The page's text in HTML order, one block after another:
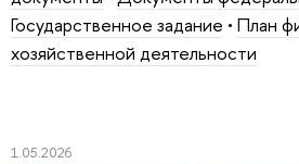
Государственное задание • План
хозяйственной деятельности
1.05.2026